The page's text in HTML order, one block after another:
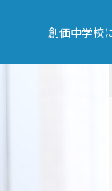
創価中学校